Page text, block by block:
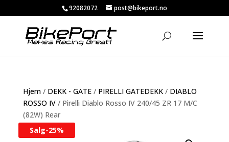
92082072 post@bikeport.no
Hjem/ DEKK - GATE/ PIRELLI GATEDEKK/ DIABLO
ROSSO IV/ Pirelli Diablo Rosso IV 240/45 ZR 17 M/C
(82W) Rear
Salg-25%